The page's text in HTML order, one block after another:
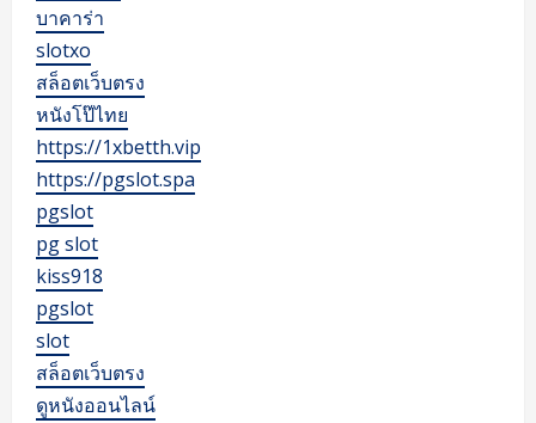
บาคาร่า
slotxo
สล็อตเว็บตรง
หนังโป๊ไทย
https://1xbetth.vip
https://pgslot.spa
pgslot
pg slot
kiss918
pgslot
slot
สล็อตเว็บตรง
ดูหนังออนไลน์